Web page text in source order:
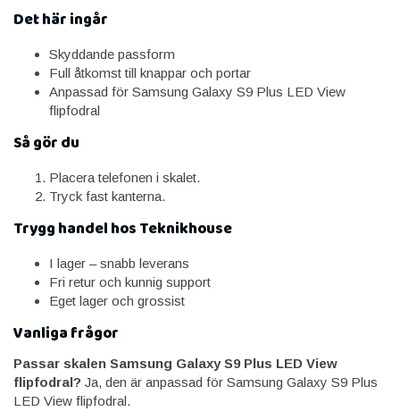
Det här ingår
Skyddande passform
Full åtkomst till knappar och portar
Anpassad för Samsung Galaxy S9 Plus LED View
flipfodral
Så gör du
Placera telefonen i skalet.
Tryck fast kanterna.
Trygg handel hos Teknikhouse
I lager – snabb leverans
Fri retur och kunnig support
Eget lager och grossist
Vanliga frågor
Passar skalen Samsung Galaxy S9 Plus LED View
flipfodral? Ja, den är anpassad för Samsung Galaxy S9 Plus
LED View flipfodral.